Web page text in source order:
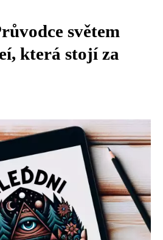
světem
která stojí za